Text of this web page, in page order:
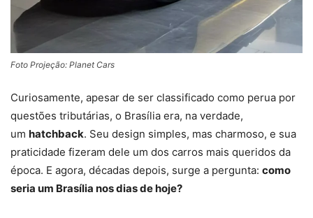
Foto Projeção: Planet Cars
Curiosamente, apesar de ser classificado como perua por
questões tributárias, o Brasília era, na verdade,
um hatchback. Seu design simples, mas charmoso, e sua
praticidade fizeram dele um dos carros mais queridos da
época. E agora, décadas depois, surge a pergunta: como
seria um Brasília nos dias de hoje?